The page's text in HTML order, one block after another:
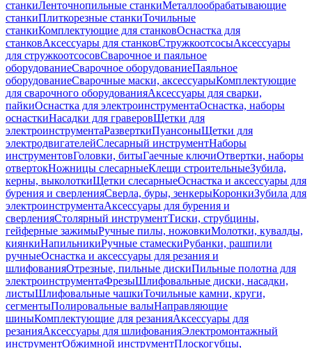
станкиЛенточнопильные станкиМеталлообрабатывающие
станкиПлиткорезные станкиТочильные
станкиКомплектующие для станковОснастка для
станковАксессуары для станковСтружкоотсосыАксессуары
для стружкоотсосовСварочное и паяльное
оборудованиеСварочное оборудованиеПаяльное
оборудованиеСварочные маски, аксессуарыКомплектующие
для сварочного оборудованияАксессуары для сварки,
пайкиОснастка для электроинструментаОснастка, наборы
оснасткиНасадки для граверовЩетки для
электроинструментаРазверткиПуансоныЩетки для
электродвигателейСлесарный инструментНаборы
инструментовГоловки, битыГаечные ключиОтвертки, наборы
отвертокНожницы слесарныеКлещи строительныеЗубила,
керны, выколоткиЩетки слесарныеОснастка и аксессуары для
бурения и сверленияСверла, буры, зенкерыКоронкиЗубила для
электроинструментаАксессуары для бурения и
сверленияСтолярный инструментТиски, струбцины,
гейферные зажимыРучные пилы, ножовкиМолотки, кувалды,
киянкиНапильникиРучные стамескиРубанки, рашпили
ручныеОснастка и аксессуары для резания и
шлифованияОтрезные, пильные дискиПильные полотна для
электроинструментаФрезыШлифовальные диски, насадки,
листыШлифовальные чашкиТочильные камни, круги,
сегментыПолировальные валыНаправляющие
шиныКомплектующие для резанияАксессуары для
резанияАксессуары для шлифованияЭлектромонтажный
инструментОбжимной инструментПлоскогубцы,